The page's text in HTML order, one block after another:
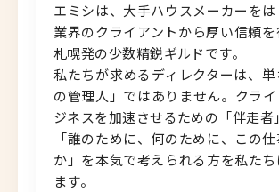
北海道へのU・Iターン向
転職情報
キャリアマップ
転職の体験談
転職と年収のハナシ
エミシは、大手ハウスメーカーを
業界のクライアントから厚い信頼を
札幌発の少数精鋭ギルドです。
私たちが求めるディレクターは、
の管理人」ではありません。クラ
ジネスを加速させるための「伴走者
「誰のために、何のために、この
か」を本気で考えられる方を私た
ます。